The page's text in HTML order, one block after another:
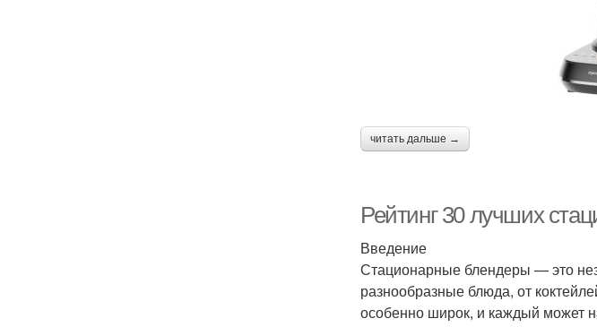
читать дальше →
Рейтинг 30 лучших
Введение
Стационарные блендеры — это
разнообразные блюда, от
особенно широк, и каждый может